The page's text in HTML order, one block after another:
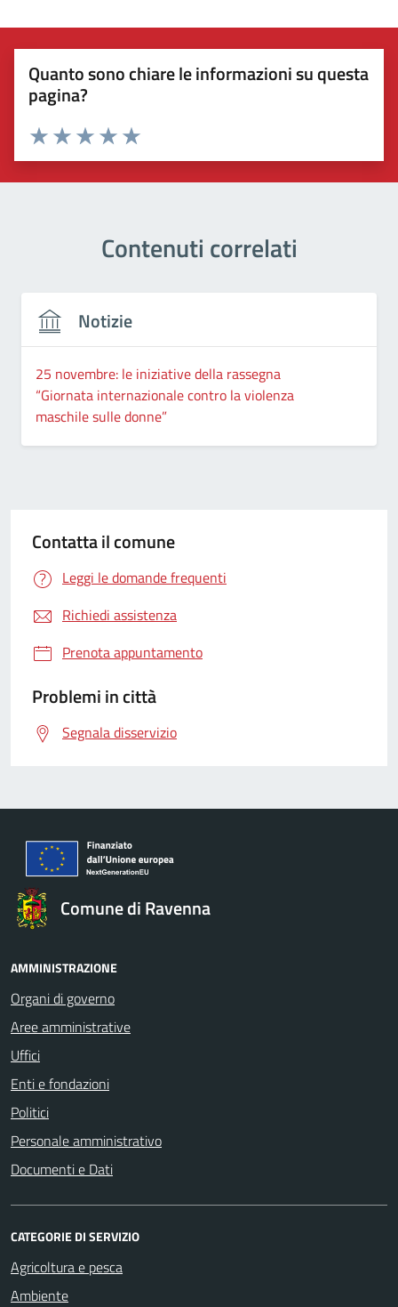
Quanto sono chiare le informazioni su questa
pagina?
Valuta 5 stelle su 5
Valuta 4 stelle su 5
Valuta 3 stelle su 5
Valuta 2 stelle su 5
Valuta 1 stelle su 5
Contenuti correlati
Notizie
25 novembre: le iniziative della rassegna
“Giornata internazionale contro la violenza
maschile sulle donne”
Contatta il comune
Leggi le domande frequenti
Richiedi assistenza
Prenota appuntamento
Problemi in città
Segnala disservizio
Comune di Ravenna
AMMINISTRAZIONE
Organi di governo
Aree amministrative
Uffici
Enti e fondazioni
Politici
Personale amministrativo
Documenti e Dati
CATEGORIE DI SERVIZIO
Agricoltura e pesca
Ambiente